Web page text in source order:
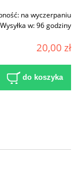
na wyczerpaniu
Wysyłka w:96 godziny
20,00 zł
do koszyka